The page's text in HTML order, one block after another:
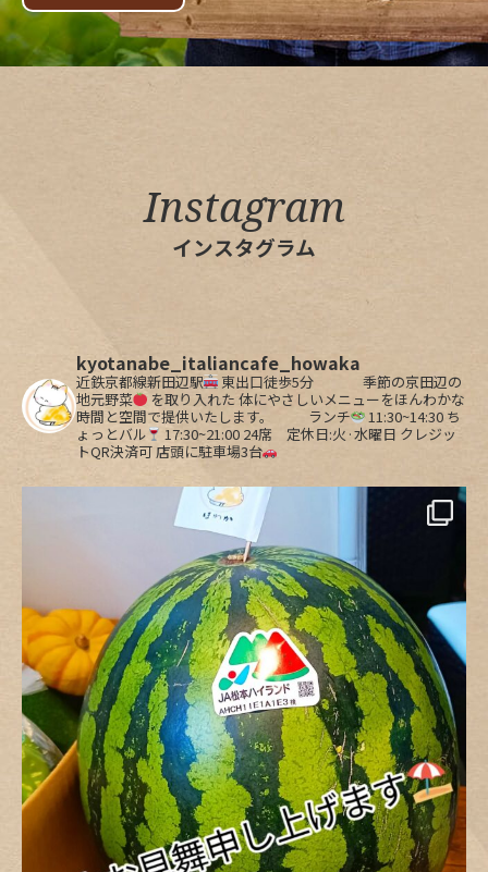
Instagram
インスタグラム
kyotanabe_italiancafe_howaka
近鉄京都線新田辺駅 東出口徒歩5分
季節の京田辺の
地元野菜
を取り入れた 体にやさしいメニューをほんわかな
時間と空間で提供いたします。
ランチ 11:30~14:30 ち
ょっとバル
17:30~21:00 24席 定休日:火·水曜日 クレジッ
トQR決済可 店頭に駐車場3台